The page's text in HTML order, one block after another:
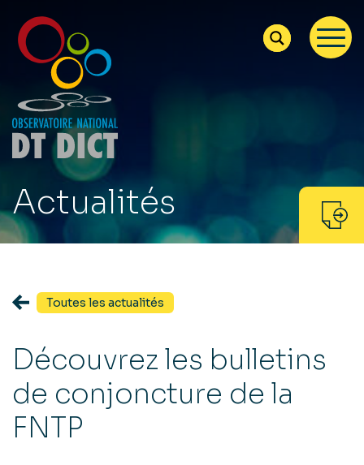
Actualités
Toutes les actualités
Découvrez les bulletins
de conjoncture de la
FNTP